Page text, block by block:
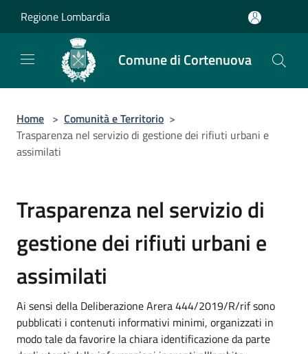
Regione Lombardia
Comune di Cortenuova
Home > Comunità e Territorio >
Trasparenza nel servizio di gestione dei rifiuti urbani e
assimilati
Trasparenza nel servizio di
gestione dei rifiuti urbani e
assimilati
Ai sensi della Deliberazione Arera 444/2019/R/rif sono
pubblicati i contenuti informativi minimi, organizzati in
modo tale da favorire la chiara identificazione da parte